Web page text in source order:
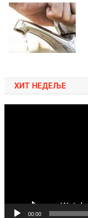
ХИТ НЕДЕЉЕ
00:00